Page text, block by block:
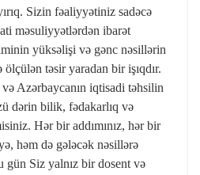
Sizin fəaliyyətiniz sadəcə
məsuliyyətlərdən ibarət
yüksəlişi və gənc nəsillərin
təsir yaradan bir işıqdır.
Azərbaycanın iqtisadi təhsilin
dərin bilik, fədakarlıq və
Hər bir addımınız, hər bir
həm də gələcək nəsillərə
gün Siz yalnız bir dosent və